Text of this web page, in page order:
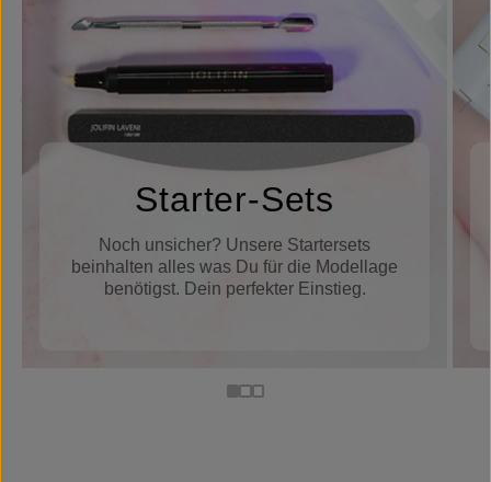
Starter-Sets
Noch unsicher? Unsere Startersets
beinhalten alles was Du für die Modellage
benötigst. Dein perfekter Einstieg.